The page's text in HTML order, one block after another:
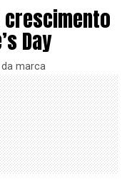
crescimento
Day
marca